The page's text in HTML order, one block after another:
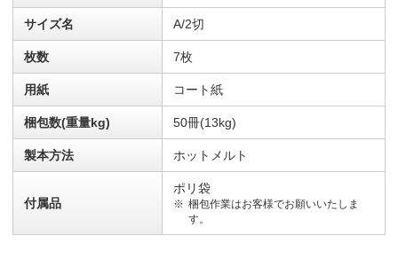
サイズ名 A/2切
枚数 7枚
用紙 コート紙
梱包数(重量kg) 50冊(13kg)
製本方法 ホットメルト
付属品
ポリ袋
梱包作業はお客様でお願いいたしま
す。